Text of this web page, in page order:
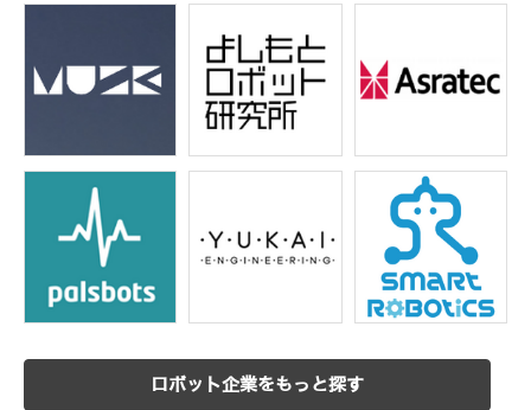
ロボット企業をもっと探す